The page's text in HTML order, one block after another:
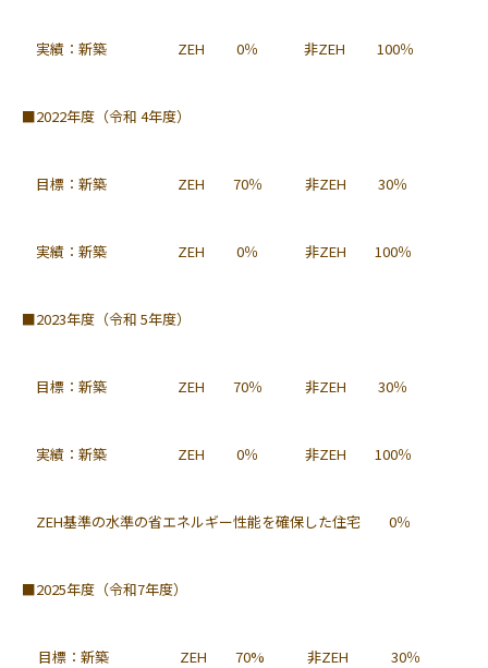
実績：新築 ZEH 0％ 非ZEH 100％
■2022年度（令和 4年度）
目標：新築 ZEH 70％ 非ZEH 30％
実績：新築 ZEH 0％ 非ZEH 100％
■2023年度（令和 5年度）
目標：新築 ZEH 70％ 非ZEH 30％
実績：新築 ZEH 0％ 非ZEH 100％
ZEH基準の水準の省エネルギー性能を確保した住宅 0％
■2025年度（令和7年度）
目標：新築 ZEH 70% 非ZEH 30％